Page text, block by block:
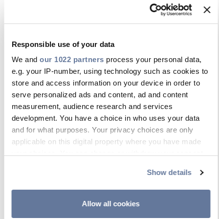
Responsible use of your data
We and our 1022 partners process your personal data,
e.g. your IP-number, using technology such as cookies to
store and access information on your device in order to
serve personalized ads and content, ad and content
measurement, audience research and services
development. You have a choice in who uses your data
and for what purposes. Your privacy choices are only
applicable on this digital property where you have made
If you allow, we would also like to:
Show details
Allow all cookies